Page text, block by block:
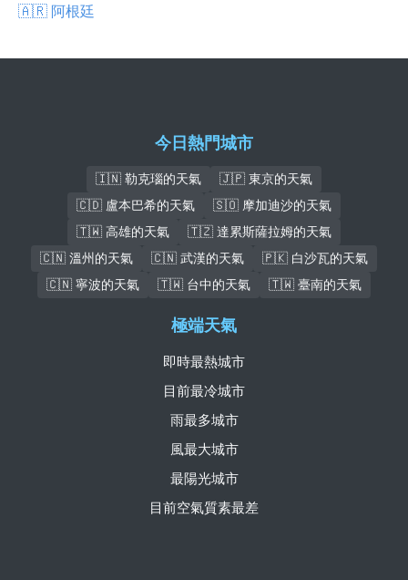
🇦🇷 阿根廷
今日熱門城市
🇮🇳 勒克瑙的天氣
🇯🇵 東京的天氣
🇨🇩 盧本巴希的天氣
🇸🇴 摩加迪沙的天氣
🇹🇼 高雄的天氣
🇹🇿 達累斯薩拉姆的天氣
🇨🇳 溫州的天氣
🇨🇳 武漢的天氣
🇵🇰 白沙瓦的天氣
🇨🇳 寧波的天氣
🇹🇼 台中的天氣 🇹🇼 臺南的天氣
極端天氣
即時最熱城市
目前最冷城市
雨最多城市
風最大城市
最陽光城市
目前空氣質素最差